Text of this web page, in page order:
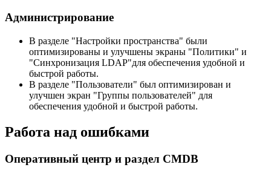
Администрирование
В разделе "Настройки пространства" были
оптимизированы и улучшены экраны "Политики" и
"Синхронизация LDAP"для обеспечения удобной и
быстрой работы.
В разделе "Пользователи" был оптимизирован и
улучшен экран "Группы пользователей" для
обеспечения удобной и быстрой работы.
Работа над ошибками
Оперативный центр и раздел CMDB